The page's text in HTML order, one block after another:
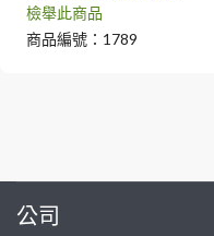
檢舉此商品
商品編號：1789
公司繼續完成